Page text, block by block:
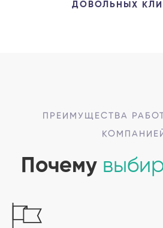
ДОВОЛЬНЫХ
ПРЕИМУЩЕСТВА
Почему